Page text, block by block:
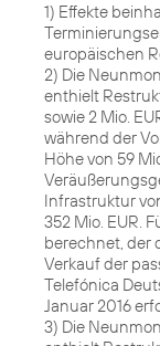
1) Effekte
europäischen
2) Die
enthielt
sowie 2 Mio.
während der
Höhe von 59
Infrastruktur
352 Mio. EUR.
berechnet, der
Verkauf der
Telefónica
Januar 2016
3) Die